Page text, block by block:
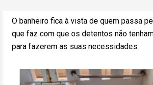
O banheiro fica à vista de quem passa
que faz com que os detentos não
para fazerem as suas necessidades.